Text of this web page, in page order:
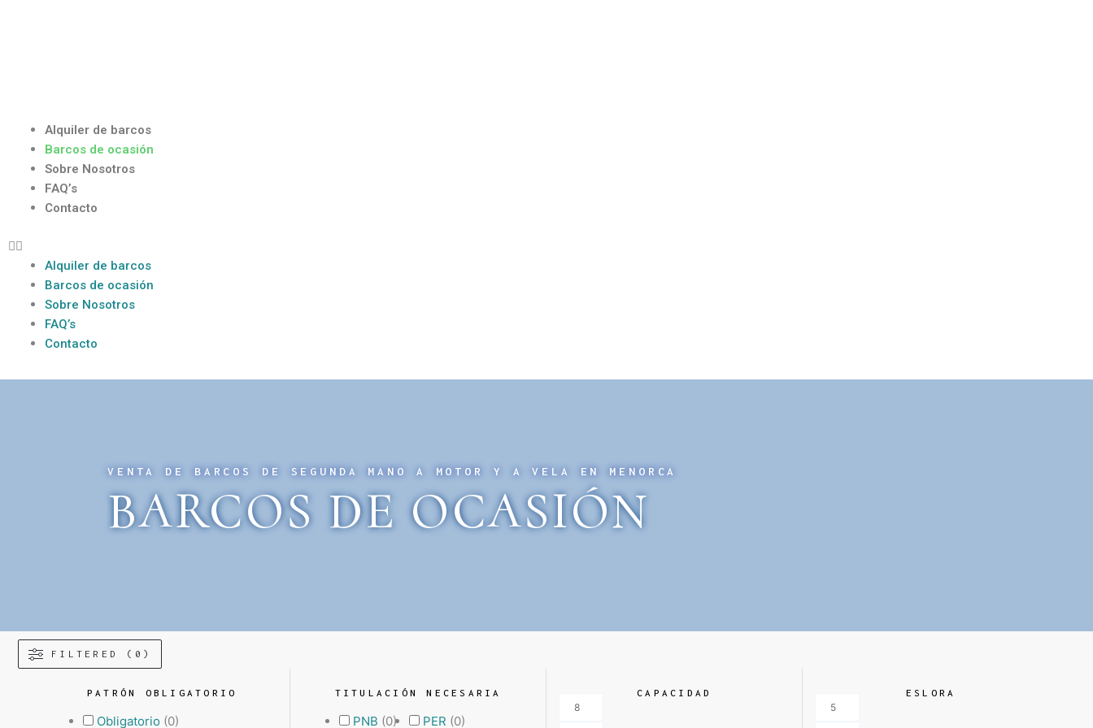
Alquiler de barcos
Barcos de ocasión
Sobre Nosotros
FAQ’s
Contacto
Menú
Alquiler de barcos
Barcos de ocasión
Sobre Nosotros
FAQ’s
Contacto
VENTA DE BARCOS DE SEGUNDA MANO A MOTOR Y A VELA EN MENORCA
BARCOS DE OCASIÓN
FILTERED (0)
PATRÓN OBLIGATORIO
Obligatorio (0)
TITULACIÓN NECESARIA
PNB (0) PER (0)
CAPACIDAD ESLORA